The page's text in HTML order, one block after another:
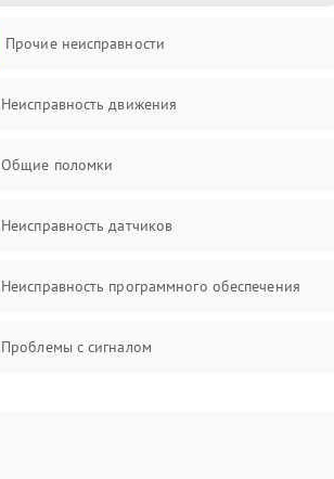
Прочие неисправности
Неисправность движения
Общие поломки
Неисправность датчиков
Неисправность программного обеспечения
Проблемы с сигналом